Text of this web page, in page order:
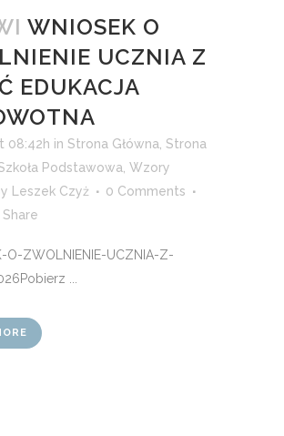
WNIOSEK O
UCZNIA Z
EDUKACJA
08:42h in Strona Główna Strona
Podstawowa Wzory
Leszek Czyż
0 Comments
Share
O-ZWOLNIENIE-UCZNIA-Z-
...